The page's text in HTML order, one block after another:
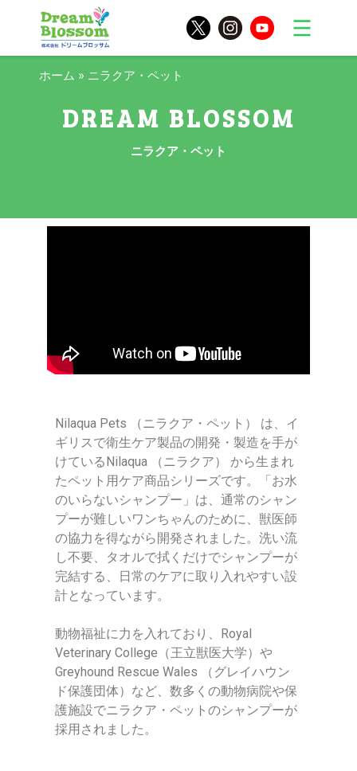
ホーム » ニラクア・ペット
ニラクア・ペット
Nilaqua Pets （ニラクア・ペット） は、イ
ギリスで衛生ケア製品の開発・製造を手が
けているNilaqua （ニラクア） から生まれ
たペット用ケア商品シリーズです。「お水
のいらないシャンプー」は、通常のシャン
プーが難しいワンちゃんのために、獣医師
の協力を得ながら開発されました。洗い流
し不要、タオルで拭くだけでシャンプーが
完結する、日常のケアに取り入れやすい設
計となっています。
動物福祉に力を入れており、Royal
Veterinary College（王立獣医大学）や
Greyhound Rescue Wales （グレイハウン
ド保護団体）など、数多くの動物病院や保
護施設でニラクア・ペットのシャンプーが
採用されました。